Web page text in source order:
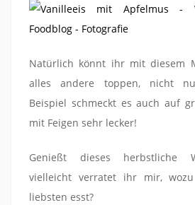
Natürlich könnt ihr mit diesem
alles andere toppen, nicht
Beispiel schmeckt es auch auf
mit Feigen sehr lecker!
Genießt dieses herbstliche
vielleicht verratet ihr mir,
liebsten esst?